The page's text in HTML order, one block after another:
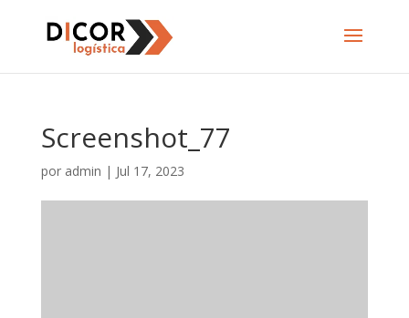
Screenshot_77
por admin | Jul 17, 2023